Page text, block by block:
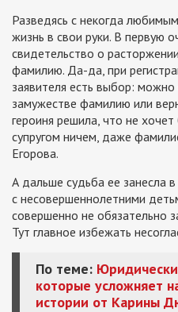
Разведясь с некогда
жизнь в свои руки. В первую
свидетельство о
фамилию. Да-да, при
заявителя есть выбор:
замужестве фамилию или
героиня решила, что не
супругом ничем, даже
Егорова.
А дальше судьба ее занесла
с несовершеннолетними
совершенно не обязательно
Тут главное избежать
По теме:
которые усложняет
истории от Карины